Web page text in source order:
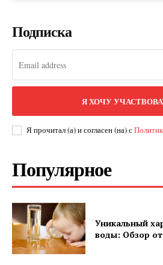
Подписка
Я ХОЧУ
Я прочитал (а) и согласен (на) с
Популярное
Уникальный
воды: Обзор